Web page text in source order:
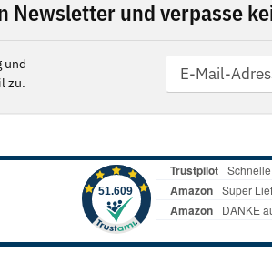
Newsletter und verpasse
und
zu.